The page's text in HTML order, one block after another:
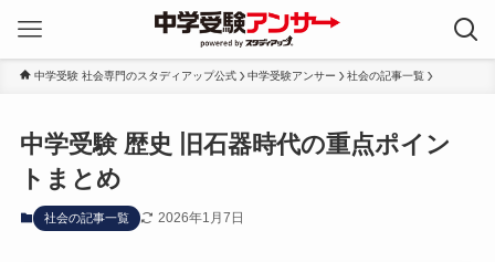
中学受験 社会専門のスタディアップ公式 中学受験アンサー 社会の記事一覧
中学受験 歴史 旧石器時代の重点ポイン
トまとめ
社会の記事一覧 2026年1月7日